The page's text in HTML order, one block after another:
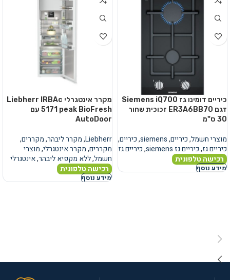
כיריים דומינו גז Siemens iQ700
דגם ER3A6BB70 זכוכית שחור
30 ס"מ
מוצרי חשמל,כיריים,
siemens
,כיריים,
כיריים גז,כיריים גז siemens ,כיריים גז
רכישה טלפונית
מידע נוסף
מקרר אינטגרלי Liebherr IRBAc
5171 peak BioFresh עם
AutoDoor
Liebherr
,מקרר ליבהר,מקררים,
מקררים,מקרר אינטגרלי,מוצרי
חשמל,ללא מקפיא ליבהר,אינטגרלי
רכישה טלפונית
מידע נוסף